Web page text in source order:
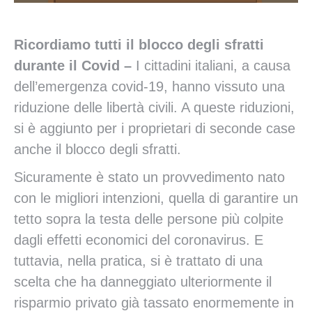
Ricordiamo tutti il blocco degli sfratti
durante il Covid – I cittadini italiani, a causa
dell’emergenza covid-19, hanno vissuto una
riduzione delle libertà civili. A queste riduzioni,
si è aggiunto per i proprietari di seconde case
anche il blocco degli sfratti.
Sicuramente è stato un provvedimento nato
con le migliori intenzioni, quella di garantire un
tetto sopra la testa delle persone più colpite
dagli effetti economici del coronavirus. E
tuttavia, nella pratica, si è trattato di una
scelta che ha danneggiato ulteriormente il
risparmio privato già tassato enormemente in